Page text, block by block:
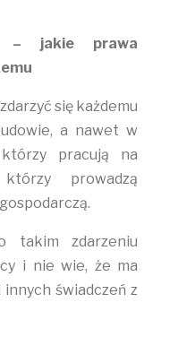
– jakie prawa
się każdemu
a nawet w
którzy pracują na
prowadzą
takim zdarzeniu
i nie wie, że ma
świadczeń z